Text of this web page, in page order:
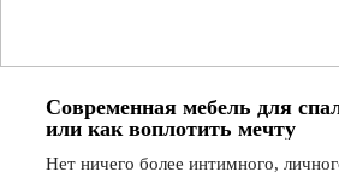
Современная мебель для
или как воплотить мечту
Нет ничего более интимного,